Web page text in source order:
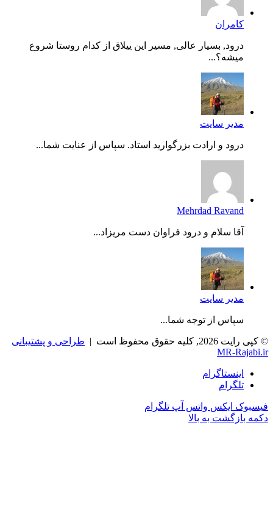
کامران
درود, بسیار عالی, مسیر این ییلاق از کدام روستا شروع
میشه؟...
مدیر سایت
درود و ارادت بزرگوارید استاد. سپاس از عنایت شما...
Mehrdad Ravand
آقا سلام و درود فراوان دست مریزاد...
مدیر سایت
سپاس از توجه شما...
© کپی رایت 2026, کلیه حقوق محفوظ است |
طراحی و پشتیبانی
MR-Rajabi.ir
اینستاگرام
تلگرام
فیسبوک ایکس واتس آپ تلگرام
دکمه بازگشت به بالا